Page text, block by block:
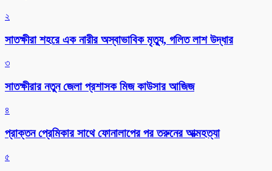
২
সাতক্ষীরা শহরে এক নারীর অস্বাভাবিক মৃত্যু, গলিত লাশ উদ্ধার
৩
সাতক্ষীরার নতুন জেলা প্রশাসক মিজ কাউসার আজিজ
৪
প্রাক্তন প্রেমিকার সাথে ফোনালাপের পর তরুনের আত্মহত্যা
৫